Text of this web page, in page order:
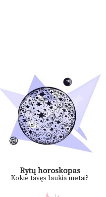
Rytų horoskopas
Kokie tavęs laukia metai?